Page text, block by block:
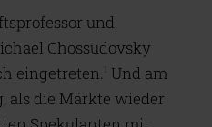
und
Chossudovsky
eingetreten. Und am
als die Märkte wieder